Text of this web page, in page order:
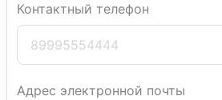
Контактный телефон
Адрес электронной почты